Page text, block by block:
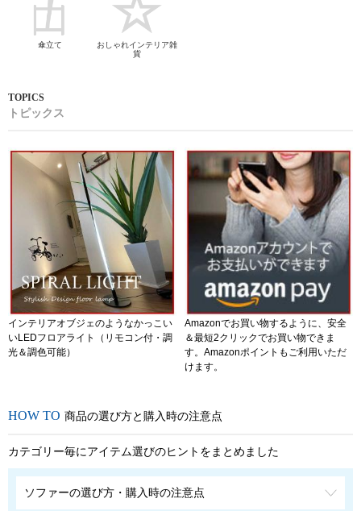
傘立て
おしゃれインテリア雑
貨
トピックス
インテリアオブジェのようなかっこい
いLEDフロアライト（リモコン付・調
光＆調色可能）
Amazonでお買い物するように、安全
＆最短2クリックでお買い物できま
す。Amazonポイントもご利用いただ
けます。
商品の選び方と購入時の注意点
カテゴリー毎にアイテム選びのヒントをまとめました
ソファーの選び方・購入時の注意点